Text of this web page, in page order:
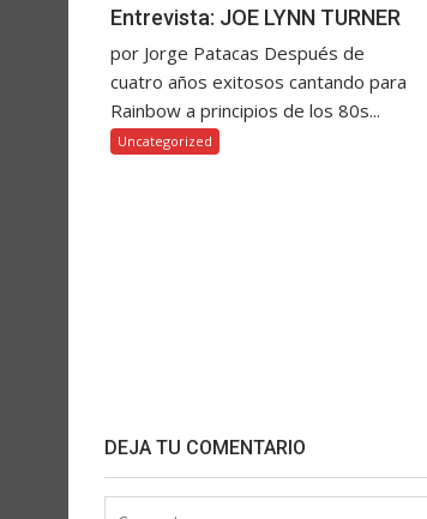
Entrevista: JOE LYNN TURNER
por Jorge Patacas Después de
cuatro años exitosos cantando para
Rainbow a principios de los 80s...
Uncategorized
DEJA TU COMENTARIO